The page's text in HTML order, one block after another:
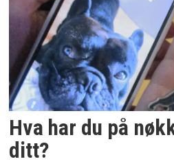
Hva har du på
ditt?